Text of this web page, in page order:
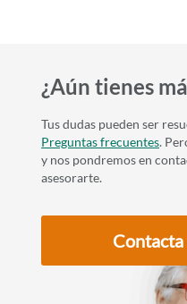
¿Aún tienes
Tus dudas pueden ser
Preguntas frecuentes.
y nos pondremos en
asesorarte.